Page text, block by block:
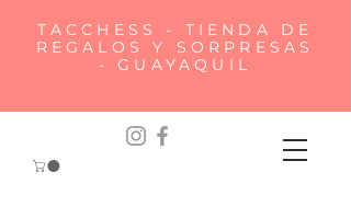
TACCHESS - TIENDA DE
REGALOS Y SORPRESAS
- GUAYAQUIL